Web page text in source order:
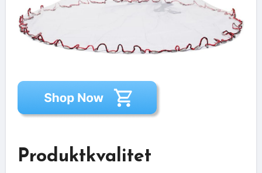
Produktkvalitet